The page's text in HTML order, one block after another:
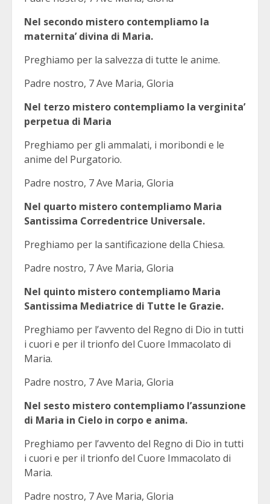
Nel secondo mistero contempliamo la
maternita’ divina di Maria.
Preghiamo per la salvezza di tutte le anime.
Padre nostro, 7 Ave Maria, Gloria
Nel terzo mistero contempliamo la verginita’
perpetua di Maria
Preghiamo per gli ammalati, i moribondi e le
anime del Purgatorio.
Padre nostro, 7 Ave Maria, Gloria
Nel quarto mistero contempliamo Maria
Santissima Corredentrice Universale.
Preghiamo per la santificazione della Chiesa.
Padre nostro, 7 Ave Maria, Gloria
Nel quinto mistero contempliamo Maria
Santissima Mediatrice di Tutte le Grazie.
Preghiamo per l’avvento del Regno di Dio in tutti
i cuori e per il trionfo del Cuore Immacolato di
Maria.
Padre nostro, 7 Ave Maria, Gloria
Nel sesto mistero contempliamo l’assunzione
di Maria in Cielo in corpo e anima.
Preghiamo per l’avvento del Regno di Dio in tutti
i cuori e per il trionfo del Cuore Immacolato di
Maria.
Padre nostro, 7 Ave Maria, Gloria